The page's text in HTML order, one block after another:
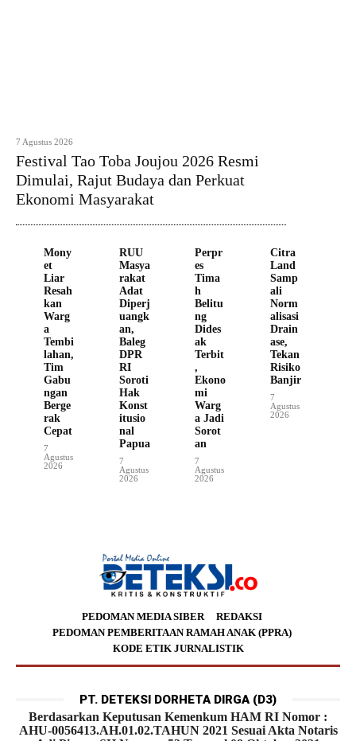
7 Agustus 2026
Festival Tao Toba Joujou 2026 Resmi
Dimulai, Rajut Budaya dan Perkuat
Ekonomi Masyarakat
Mony
et
Liar
Resah
kan
Warg
a
Tembi
lahan,
Tim
Gabu
ngan
Berge
rak
Cepat
7
Agustus
2026
RUU
Masya
rakat
Adat
Diperj
uangk
an,
Baleg
DPR
RI
Soroti
Hak
Konst
itusio
nal
Papua
7
Agustus
2026
Perpr
es
Tima
h
Belitu
ng
Dides
ak
Terbit
,
Ekono
mi
Warg
a Jadi
Sorot
an
7
Agustus
2026
Citra
Land
Samp
ali
Norm
alisasi
Drain
ase,
Tekan
Risiko
Banjir
7
Agustus
2026
PEDOMAN MEDIA SIBER
REDAKSI
PEDOMAN PEMBERITAAN RAMAH ANAK (PPRA)
KODE ETIK JURNALISTIK
PT. DETEKSI DORHETA DIRGA (D3)
Berdasarkan Keputusan Kemenkum HAM RI Nomor :
AHU-0056413.AH.01.02.TAHUN 2021 Sesuai Akta Notaris